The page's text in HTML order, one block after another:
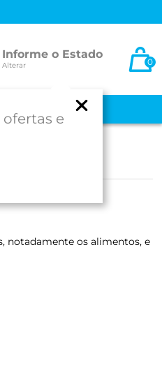
Informe o Estado
Alterar
ofertas e
0
PROD. PARA SAÚDE
notadamente os alimentos, e